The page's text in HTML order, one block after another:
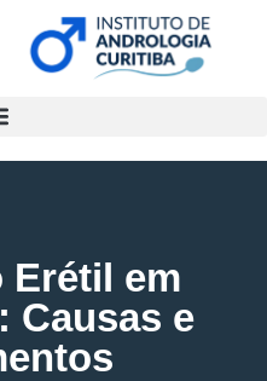
Erétil em
Causas e